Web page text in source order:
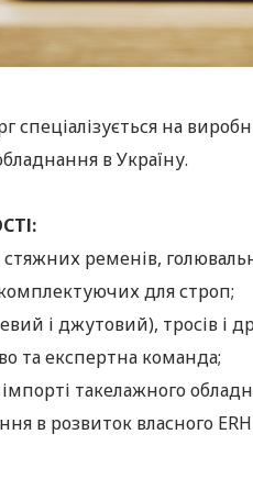
на
в Україну.
ременів,
для строп;
і джутовий), тросів і
та експертна команда;
такелажного
в розвиток власного ERH